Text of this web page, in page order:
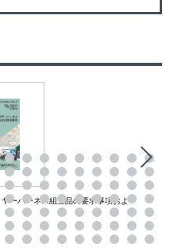
ーハーネス組立品の要求事項およ